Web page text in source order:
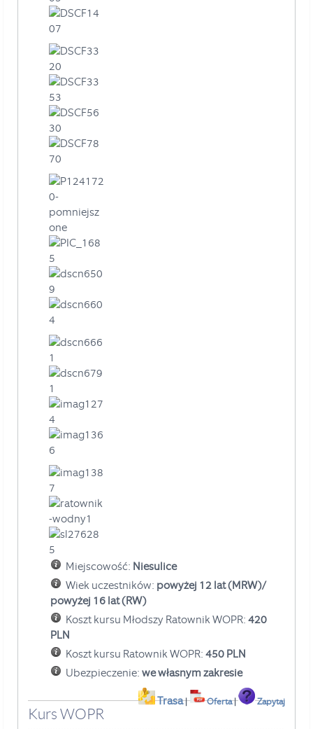
Miejscowość: Niesulice
Wiek uczestników: powyżej 12 lat (MRW)/
powyżej 16 lat (RW)
Koszt kursu Młodszy Ratownik WOPR: 420
PLN
Koszt kursu Ratownik WOPR: 450 PLN
Ubezpieczenie: we własnym zakresie
Trasa| Oferta| Zapytaj
Kurs WOPR